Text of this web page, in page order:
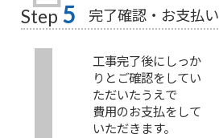
Step 5 完了確認・お支払い
工事完了後にしっか
りとご確認をしてい
ただいたうえで
費用のお支払をして
いただきます。